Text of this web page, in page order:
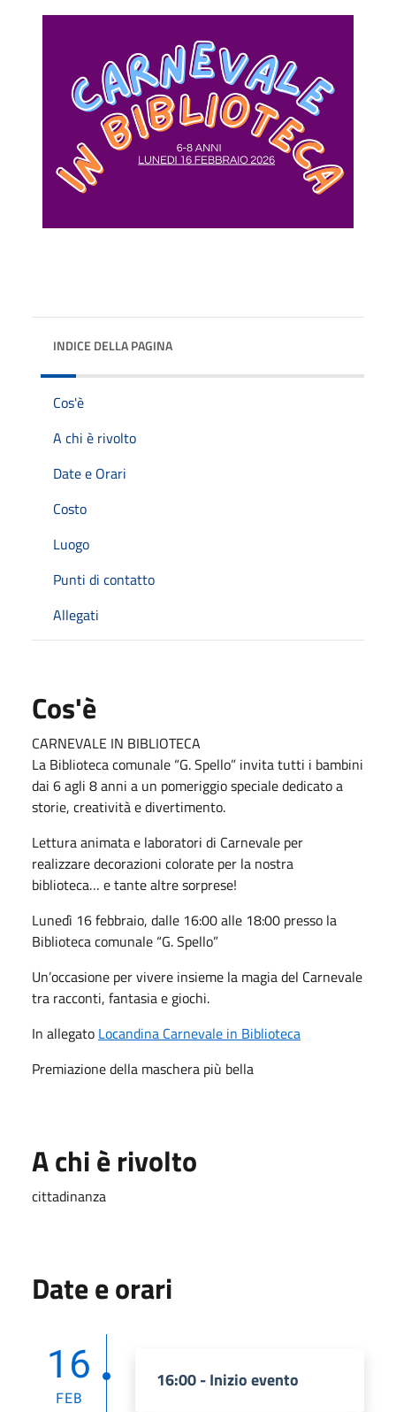
INDICE DELLA PAGINA
Cos'è
A chi è rivolto
Date e Orari
Costo
Luogo
Punti di contatto
Allegati
Cos'è
CARNEVALE IN BIBLIOTECA
La Biblioteca comunale “G. Spello” invita tutti i bambini
dai 6 agli 8 anni a un pomeriggio speciale dedicato a
storie, creatività e divertimento.
Lettura animata e laboratori di Carnevale per
realizzare decorazioni colorate per la nostra
biblioteca… e tante altre sorprese!
Lunedì 16 febbraio, dalle 16:00 alle 18:00
Biblioteca comunale “G. Spello”
Un’occasione per vivere insieme la magia del Carnevale
tra racconti, fantasia e giochi.
In allegato Locandina Carnevale in Biblioteca
Premiazione della maschera più bella
A chi è rivolto
cittadinanza
Date e orari
16
FEB
16:00 - Inizio evento